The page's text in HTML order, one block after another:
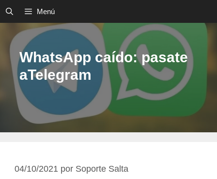
Saltar
contenido
Menú
WhatsApp caído: pasate
aTelegram
04/10/2021 por Soporte Salta